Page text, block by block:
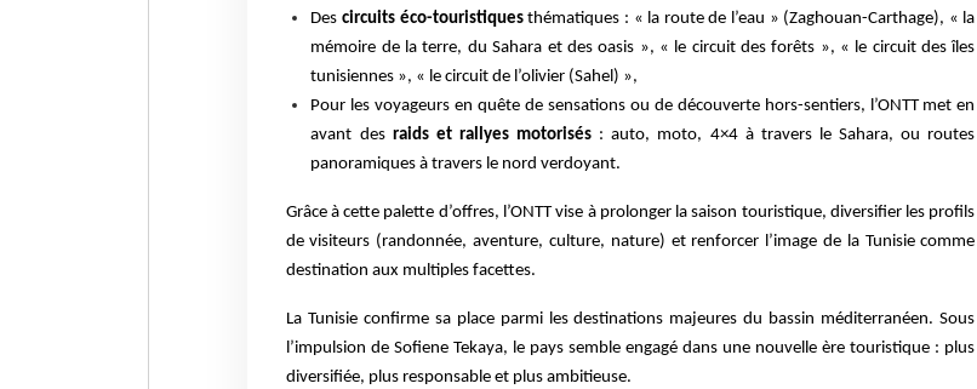
Descircuits éco-touristiquesthématiques : « la route de l’eau » (Zaghouan-Carthage), « la
mémoire de la terre, du Sahara et des oasis », « le circuit des forêts », « le circuit des îles
tunisiennes », « le circuit de l’olivier (Sahel) »,
Pour les voyageurs en quête de sensations ou de découverte hors-sentiers, l’ONTT met en
avant des raids et rallyes motorisés : auto, moto, 4×4 à travers le Sahara, ou routes
panoramiques à travers le nord verdoyant.
Grâce à cette palette d’offres, l’ONTT vise à prolonger la saison touristique, diversifier les profils
de visiteurs (randonnée, aventure, culture, nature) et renforcer l’image de la Tunisie comme
destination aux multiples facettes.
La Tunisie confirme sa place parmi les destinations majeures du bassin méditerranéen. Sous
l’impulsion de Sofiene Tekaya, le pays semble engagé dans une nouvelle ère touristique : plus
diversifiée, plus responsable et plus ambitieuse.